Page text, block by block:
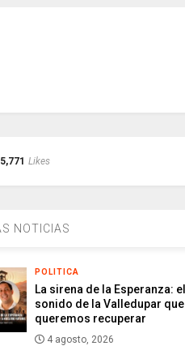
5,771 Likes
NOTICIAS
POLITICA
La sirena de la Esperanza: el
sonido de la Valledupar que
queremos recuperar
4 agosto, 2026